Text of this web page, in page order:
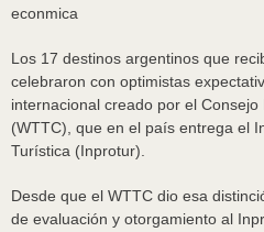
econmica
Los 17 destinos argentinos que
celebraron con optimistas
internacional creado por el
(WTTC), que en el país entrega el
Turística (Inprotur).
Desde que el WTTC dio esa
de evaluación y otorgamiento al